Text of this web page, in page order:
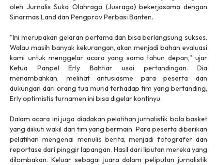
oleh Jurnalis Suka Olahraga (Jusraga) bekerjasama dengan
Sinarmas Land dan Pengprov Perbasi Banten.
"Ini merupakan gelaran pertama dan bisa berlangsung sukses.
Walau masih banyak kekurangan, akan menjadi bahan evaluasi
kami untuk menggelar acara yang sama tahun depan," ujar
Ketua Panpel Erly Bahtiar usai pertandingan. Dia
menambahkan, melihat antusiasme para peserta dan
dukungan dari orang tua murid terhadap tim yang bertanding,
Erly optimistis turnamen ini bisa digelar kontinyu.
Dalam acara ini juga diadakan pelatihan jurnalistik bola basket
yang diikuti wakil dari tim yang bermain. Para peserta diberikan
pelatihan mengenai menulis berita, menjadi fotografer dan
reportase dari pinggir lapangan. Hasil dari liputan mereka yang
dilombakan. Keluar sebagai juara dalam peliputan jurnalistik